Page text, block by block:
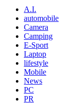
A.I.
automobile
Camera
Camping
E-Sport
Laptop
lifestyle
Mobile
News
PC
PR